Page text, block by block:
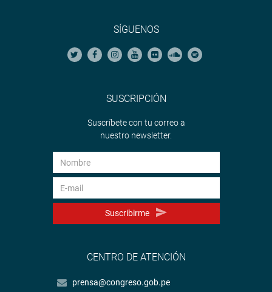
SÍGUENOS
SUSCRIPCIÓN
Suscríbete con tu correo a
nuestro newsletter.
Suscribirme
CENTRO DE ATENCIÓN
prensa@congreso.gob.pe